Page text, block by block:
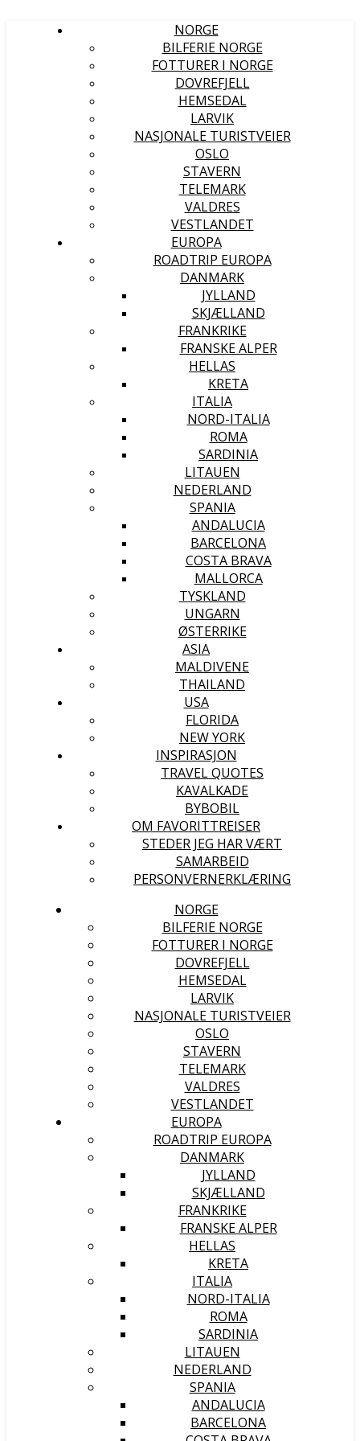
NORGE
BILFERIE NORGE
FOTTURER I NORGE
DOVREFJELL
HEMSEDAL
LARVIK
NASJONALE TURISTVEIER
OSLO
STAVERN
TELEMARK
VALDRES
VESTLANDET
EUROPA
ROADTRIP EUROPA
DANMARK
JYLLAND
SKJÆLLAND
FRANKRIKE
FRANSKE ALPER
HELLAS
KRETA
ITALIA
NORD-ITALIA
ROMA
SARDINIA
LITAUEN
NEDERLAND
SPANIA
ANDALUCIA
BARCELONA
COSTA BRAVA
MALLORCA
TYSKLAND
UNGARN
ØSTERRIKE
ASIA
MALDIVENE
THAILAND
USA
FLORIDA
NEW YORK
INSPIRASJON
TRAVEL QUOTES
KAVALKADE
BYBOBIL
OM FAVORITTREISER
STEDER JEG HAR VÆRT
SAMARBEID
PERSONVERNERKLÆRING
NORGE
BILFERIE NORGE
FOTTURER I NORGE
DOVREFJELL
HEMSEDAL
LARVIK
NASJONALE TURISTVEIER
OSLO
STAVERN
TELEMARK
VALDRES
VESTLANDET
EUROPA
ROADTRIP EUROPA
DANMARK
JYLLAND
SKJÆLLAND
FRANKRIKE
FRANSKE ALPER
HELLAS
KRETA
ITALIA
NORD-ITALIA
ROMA
SARDINIA
LITAUEN
NEDERLAND
SPANIA
ANDALUCIA
BARCELONA